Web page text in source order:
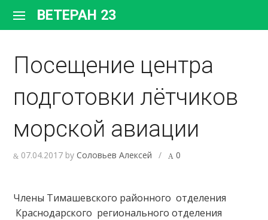
содержимому
ВЕТЕРАН 23
Посещение центра
подготовки лётчиков
морской авиации
07.04.2017 byСоловьев Алексей / 0
Члены Тимашевского районного отделения
Краснодарского регионального отделения